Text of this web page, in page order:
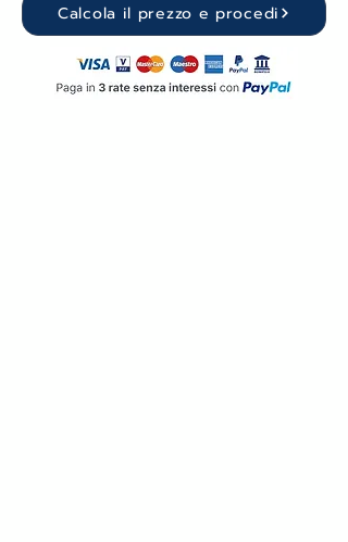
Calcola il prezzo e procedi